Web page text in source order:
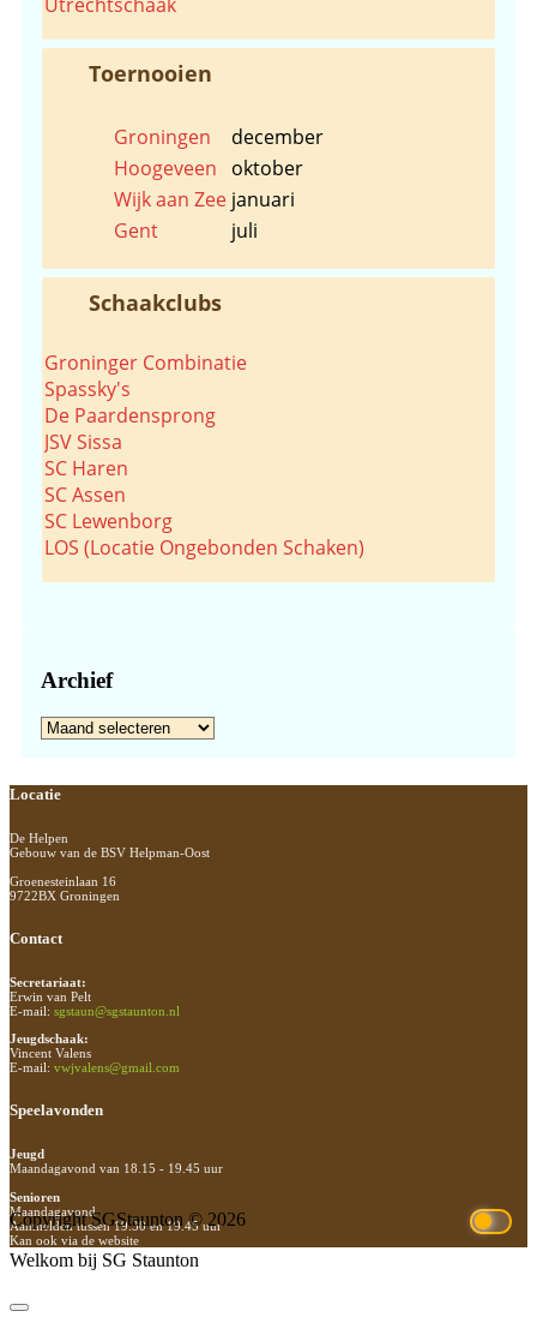
Toernooien
Groningen
december
Hoogeveen
oktober
Wijk aan Zee januari
Gent
juli
Schaakclubs
Groninger Combinatie
Spassky's
De Paardensprong
JSV Sissa
SC Haren
SC Assen
SC Lewenborg
LOS (Locatie Ongebonden Schaken)
Archief
Archief
Footer
Locatie
De Helpen
Gebouw van de BSV Helpman-Oost
Groenesteinlaan 16
9722BX Groningen
Contact
Secretariaat:
Erwin van Pelt
E-mail: sgstaun@sgstaunton.nl
Jeugdschaak:
Vincent Valens
E-mail: vwjvalens@gmail.com
Speelavonden
Jeugd
Maandagavond van 18.15 - 19.45 uur
Senioren
Maandagavond
Aanmelden tussen 19.30 en 19.45 uur
Kan ook via de website
Copyright SGStaunton © 2026
Welkom bij SG Staunton